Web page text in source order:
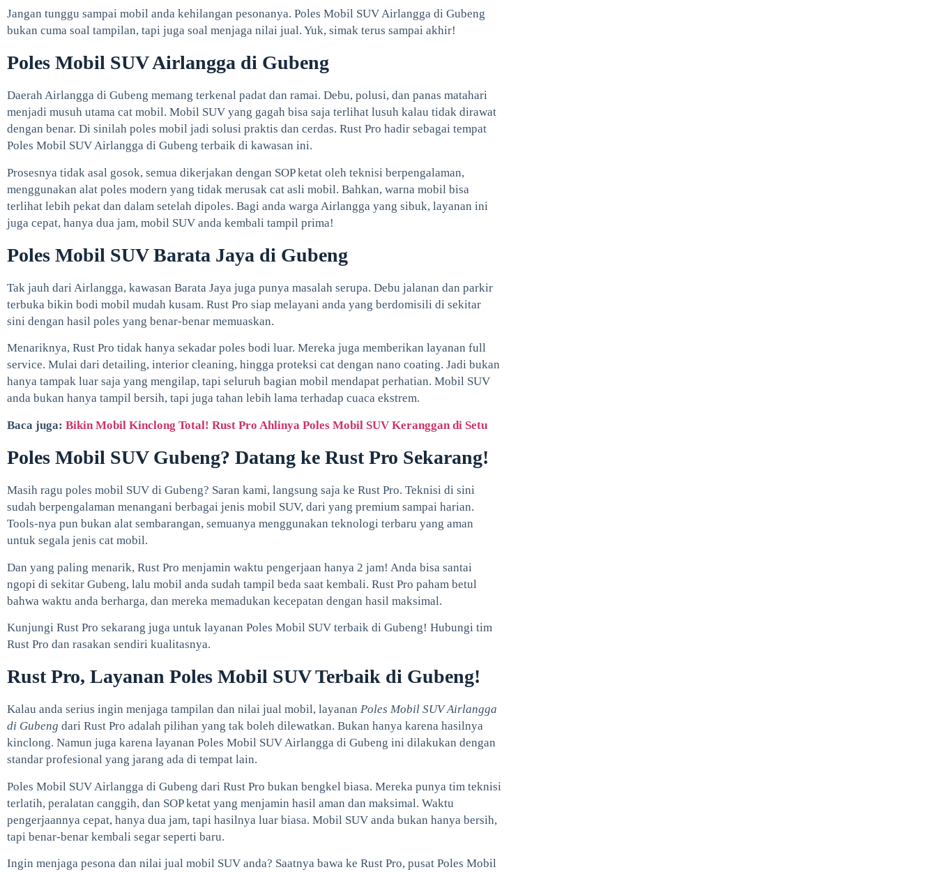
Jangan tunggu sampai mobil anda kehilangan pesonanya. Poles Mobil SUV Airlangga di Gubeng
bukan cuma soal tampilan, tapi juga soal menjaga nilai jual. Yuk, simak terus sampai akhir!
Poles Mobil SUV Airlangga di Gubeng
Daerah Airlangga di Gubeng memang terkenal padat dan ramai. Debu, polusi, dan panas matahari
menjadi musuh utama cat mobil. Mobil SUV yang gagah bisa saja terlihat lusuh kalau tidak dirawat
dengan benar. Di sinilah poles mobil jadi solusi praktis dan cerdas. Rust Pro hadir sebagai tempat
Poles Mobil SUV Airlangga di Gubeng terbaik di kawasan ini.
Prosesnya tidak asal gosok, semua dikerjakan dengan SOP ketat oleh teknisi berpengalaman,
menggunakan alat poles modern yang tidak merusak cat asli mobil. Bahkan, warna mobil bisa
terlihat lebih pekat dan dalam setelah dipoles. Bagi anda warga Airlangga yang sibuk, layanan ini
juga cepat, hanya dua jam, mobil SUV anda kembali tampil prima!
Poles Mobil SUV Barata Jaya di Gubeng
Tak jauh dari Airlangga, kawasan Barata Jaya juga punya masalah serupa. Debu jalanan dan parkir
terbuka bikin bodi mobil mudah kusam. Rust Pro siap melayani anda yang berdomisili di sekitar
sini dengan hasil poles yang benar-benar memuaskan.
Menariknya, Rust Pro tidak hanya sekadar poles bodi luar. Mereka juga memberikan layanan full
service. Mulai dari detailing, interior cleaning, hingga proteksi cat dengan nano coating. Jadi bukan
hanya tampak luar saja yang mengilap, tapi seluruh bagian mobil mendapat perhatian. Mobil SUV
anda bukan hanya tampil bersih, tapi juga tahan lebih lama terhadap cuaca ekstrem.
Baca juga: Bikin Mobil Kinclong Total! Rust Pro Ahlinya Poles Mobil SUV Keranggan di Setu
Poles Mobil SUV Gubeng? Datang ke Rust Pro Sekarang!
Masih ragu poles mobil SUV di Gubeng? Saran kami, langsung saja ke Rust Pro. Teknisi di sini
sudah berpengalaman menangani berbagai jenis mobil SUV, dari yang premium sampai harian.
Tools-nya pun bukan alat sembarangan, semuanya menggunakan teknologi terbaru yang aman
untuk segala jenis cat mobil.
Dan yang paling menarik, Rust Pro menjamin waktu pengerjaan hanya 2 jam! Anda bisa santai
ngopi di sekitar Gubeng, lalu mobil anda sudah tampil beda saat kembali. Rust Pro paham betul
bahwa waktu anda berharga, dan mereka memadukan kecepatan dengan hasil maksimal.
Kunjungi Rust Pro sekarang juga untuk layanan Poles Mobil SUV terbaik di Gubeng! Hubungi tim
Rust Pro dan rasakan sendiri kualitasnya.
Rust Pro, Layanan Poles Mobil SUV Terbaik di Gubeng!
Kalau anda serius ingin menjaga tampilan dan nilai jual mobil, layanan Poles Mobil SUV Airlangga
di Gubeng dari Rust Pro adalah pilihan yang tak boleh dilewatkan. Bukan hanya karena hasilnya
kinclong. Namun juga karena layanan Poles Mobil SUV Airlangga di Gubeng ini dilakukan dengan
standar profesional yang jarang ada di tempat lain.
Poles Mobil SUV Airlangga di Gubeng dari Rust Pro bukan bengkel biasa. Mereka punya tim teknisi
terlatih, peralatan canggih, dan SOP ketat yang menjamin hasil aman dan maksimal. Waktu
pengerjaannya cepat, hanya dua jam, tapi hasilnya luar biasa. Mobil SUV anda bukan hanya bersih,
tapi benar-benar kembali segar seperti baru.
Ingin menjaga pesona dan nilai jual mobil SUV anda? Saatnya bawa ke Rust Pro, pusat Poles Mobil